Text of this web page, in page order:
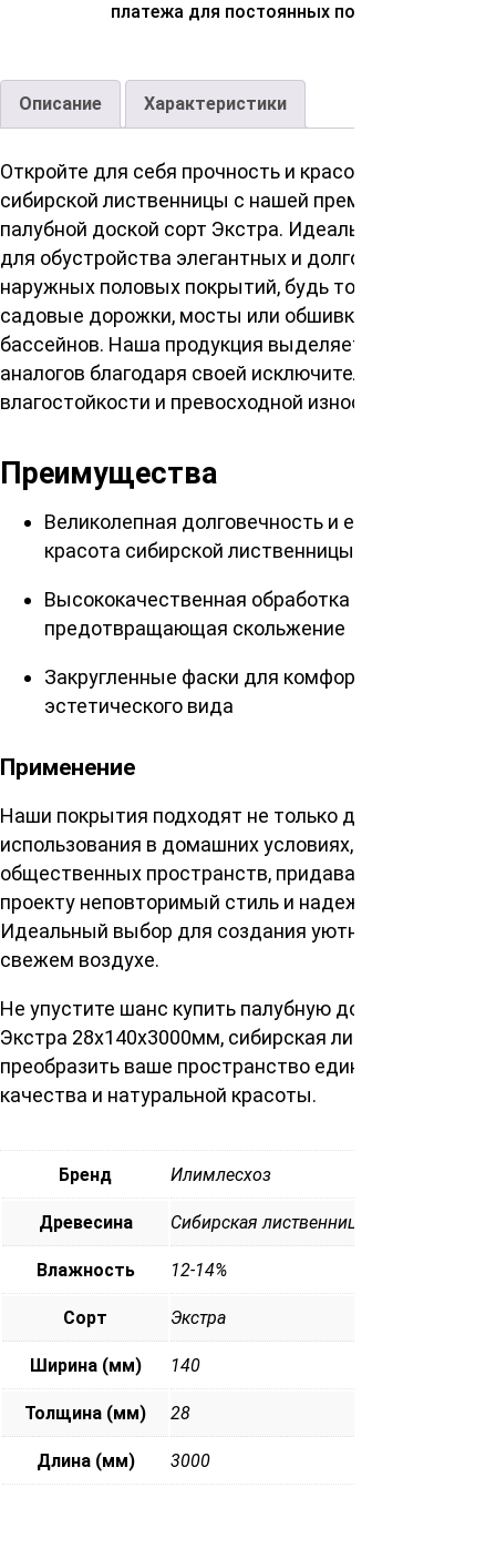
платежа для постоянных покупателей.
Описание Характеристики
Откройте для себя прочность и красоту настоящей
сибирской лиственницы с нашей премиальной
палубной доской сорт Экстра. Идеальный выбор
для обустройства элегантных и долговечных
наружных половых покрытий, будь то веранды,
садовые дорожки, мосты или обшивка вокруг
бассейнов. Наша продукция выделяется среди
аналогов благодаря своей исключительной
влагостойкости и превосходной износостойкости.
Преимущества
Великолепная долговечность и естественная
красота сибирской лиственницы
Высококачественная обработка поверхности,
предотвращающая скольжение
Закругленные фаски для комфортной ходьбы и
эстетического вида
Применение
Наши покрытия подходят не только для личного
использования в домашних условиях, но и для
общественных пространств, придавая каждому
проекту неповторимый стиль и надежность.
Идеальный выбор для создания уютных уголков на
свежем воздухе.
Не упустите шанс купить палубную доску сорт
Экстра 28х140х3000мм, сибирская лиственница и
преобразить ваше пространство единством
качества и натуральной красоты.
Бренд Илимлесхоз
Древесина Сибирская лиственница
Влажность 12-14%
Сорт Экстра
Ширина (мм) 140
Толщина (мм) 28
Длина (мм) 3000